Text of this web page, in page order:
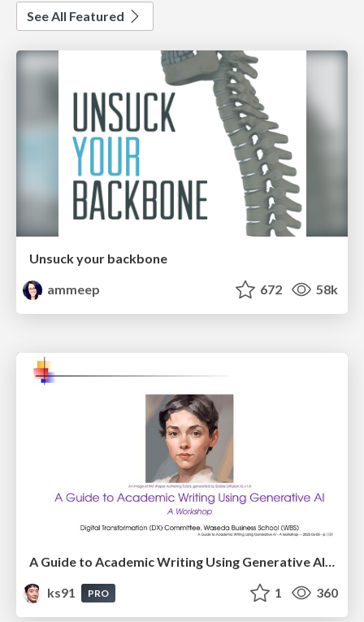
See All Featured
Unsuck your backbone
ammeep
672 58k
ks91
PRO 1 360